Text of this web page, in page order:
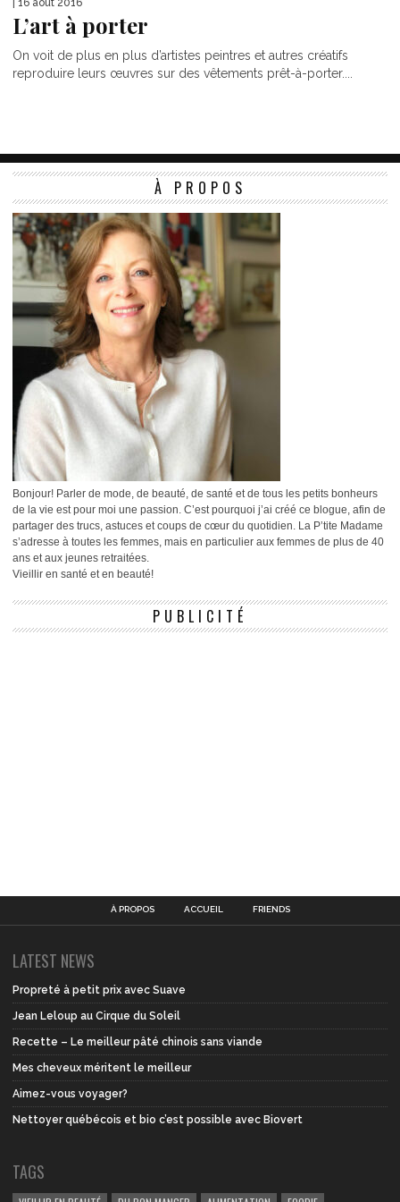
| 16 août 2016
L’art à porter
On voit de plus en plus d’artistes peintres et autres créatifs
reproduire leurs œuvres sur des vêtements prêt-à-porter....
À PROPOS
Bonjour! Parler de mode, de beauté, de santé et de tous les petits bonheurs
de la vie est pour moi une passion. C’est pourquoi j’ai créé ce blogue, afin de
partager des trucs, astuces et coups de cœur du quotidien. La P’tite Madame
s’adresse à toutes les femmes, mais en particulier aux femmes de plus de 40
ans et aux jeunes retraitées.
Vieillir en santé et en beauté!
PUBLICITÉ
À PROPOS ACCUEIL FRIENDS
LATEST NEWS
Propreté à petit prix avec Suave
Jean Leloup au Cirque du Soleil
Recette – Le meilleur pâté chinois sans viande
Mes cheveux méritent le meilleur
Aimez-vous voyager?
Nettoyer québécois et bio c’est possible avec Biovert
TAGS